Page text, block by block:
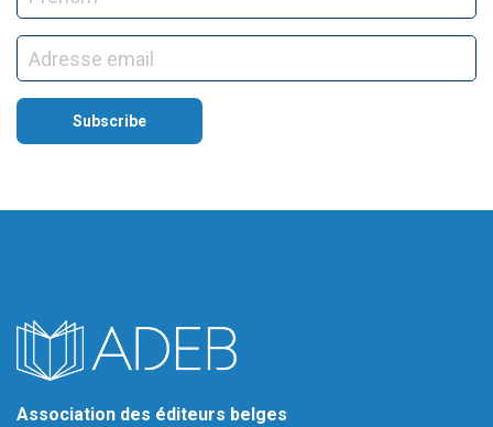
Association des éditeurs belges